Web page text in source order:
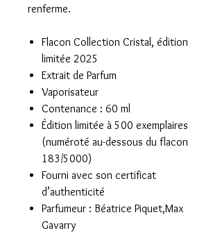
renferme.
Flacon Collection Cristal, édition
limitée 2025
Extrait de Parfum
Vaporisateur
Contenance : 60 ml
Édition limitée à 500 exemplaires
(numéroté au-dessous du flacon
183/5000)
Fourni avec son certificat
d’authenticité
Parfumeur : Béatrice Piquet,Max
Gavarry